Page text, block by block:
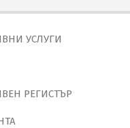
УСЛУГИ
РЕГИСТЪР